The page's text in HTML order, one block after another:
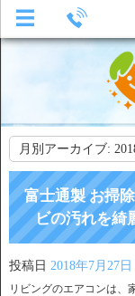
月別アーカイブ:
富士通製 お掃
ビの汚れを綺
投稿日 2018年7月27日
リビングのエアコンは、